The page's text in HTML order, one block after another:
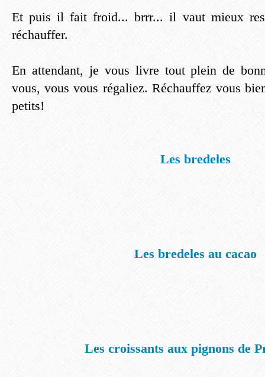
Et puis il fait froid... brrr... il vaut mieux
réchauffer.
En attendant, je vous livre tout plein de
vous, vous vous régaliez. Réchauffez vous
petits!
Les bredeles
Les bredeles au cacao
Les croissants aux pignons de